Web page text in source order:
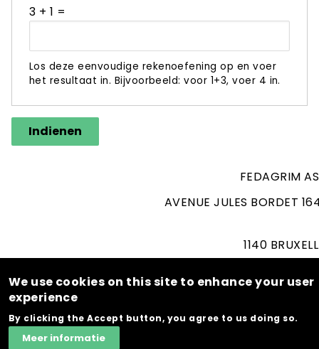
3 + 1 =
Los deze eenvoudige rekenoefening op en voer
het resultaat in. Bijvoorbeeld: voor 1+3, voer 4 in.
Indienen
FEDAGRIM
AVENUE JULES BORDET
1140
We use cookies on this site to enhance your user
experience
By clicking the Accept button, you agree to us doing so.
Meer informatie